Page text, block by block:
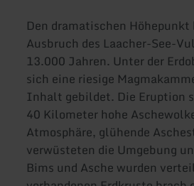
Den dramatischen
Ausbruch des Laacher-See-
13.000 Jahren. Unter der
sich eine riesige
Inhalt gebildet. Die Eruption
40 Kilometer hohe
Atmosphäre, glühende
verwüsteten die Umgebung
Bims und Asche wurden